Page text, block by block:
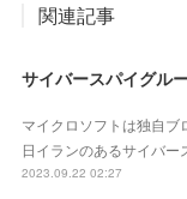
関連記事
マイクロソフトは独自
日イランのあるサイバー
2023.09.22 02:27